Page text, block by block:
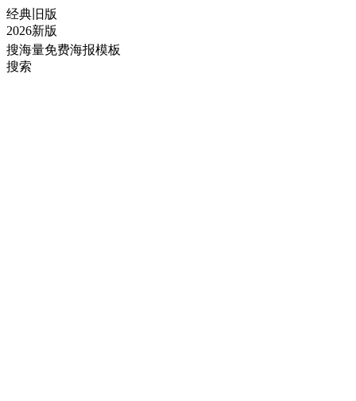
经典旧版
2026新版
搜海量免费海报模板
搜索